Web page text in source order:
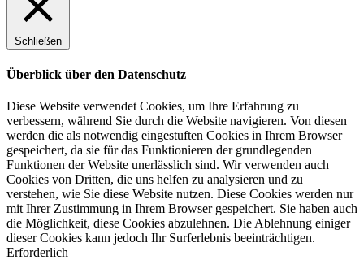
Schließen
Überblick über den Datenschutz
Diese Website verwendet Cookies, um Ihre Erfahrung zu
verbessern, während Sie durch die Website navigieren. Von diesen
werden die als notwendig eingestuften Cookies in Ihrem Browser
gespeichert, da sie für das Funktionieren der grundlegenden
Funktionen der Website unerlässlich sind. Wir verwenden auch
Cookies von Dritten, die uns helfen zu analysieren und zu
verstehen, wie Sie diese Website nutzen. Diese Cookies werden nur
mit Ihrer Zustimmung in Ihrem Browser gespeichert. Sie haben auch
die Möglichkeit, diese Cookies abzulehnen. Die Ablehnung einiger
dieser Cookies kann jedoch Ihr Surferlebnis beeinträchtigen.
Erforderlich